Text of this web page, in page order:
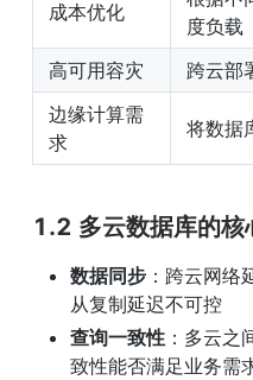
成本优化
度负载
高可用容灾
跨云部
边缘计算需
求
将数据
1.2 多云数据库的核
数据同步 ：跨云网
从复制延迟不可控
查询一致性 ：多云之
致性能否满足业务需